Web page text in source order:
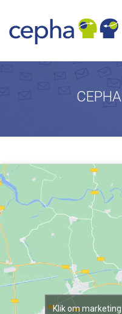
content
Klik om